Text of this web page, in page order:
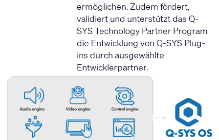
ermöglichen. Zudem fördert,
validiert und unterstützt das Q-
SYS Technology Partner Program
die Entwicklung von Q-SYS Plug-
ins durch ausgewählte
Entwicklerpartner.